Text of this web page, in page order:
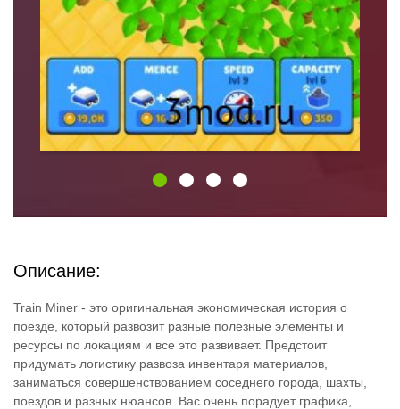
Описание:
Train Miner - это оригинальная экономическая история о
поезде, который развозит разные полезные элементы и
ресурсы по локациям и все это развивает. Предстоит
придумать логистику развоза инвентаря материалов,
заниматься совершенствованием соседнего города, шахты,
поездов и разных нюансов. Вас очень порадует графика,